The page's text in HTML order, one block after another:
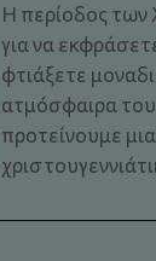
Η περίοδος των
για να
φτιάξετε
ατμόσφαιρα
προτείνουμε